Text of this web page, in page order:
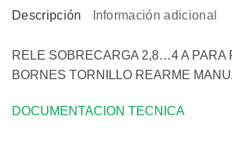
Descripción Información adicional
RELE SOBRECARGA 2,8…4 A PARA
BORNES TORNILLO REARME
DOCUMENTACION TECNICA